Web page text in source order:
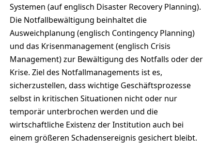
Systemen (auf englisch Disaster Recovery Planning).
Die Notfallbewältigung beinhaltet die
Ausweichplanung (englisch Contingency Planning)
und das Krisenmanagement (englisch Crisis
Management) zur Bewältigung des Notfalls oder der
Krise. Ziel des Notfallmanagements ist es,
sicherzustellen, dass wichtige Geschäftsprozesse
selbst in kritischen Situationen nicht oder nur
temporär unterbrochen werden und die
wirtschaftliche Existenz der Institution auch bei
einem größeren Schadensereignis gesichert bleibt.